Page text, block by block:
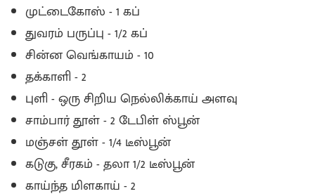
முட்டைகோஸ் - 1 கப்
துவரம் பருப்பு - 1/2 கப்
சின்ன வெங்காயம் - 10
தக்காளி - 2
புளி - ஒரு சிறிய நெல்லிக்காய் அளவு
சாம்பார் தூள் - 2 டேபிள் ஸ்பூன்
மஞ்சள் தூள் - 1/4 டீஸ்பூன்
கடுகு, சீரகம் - தலா 1/2 டீஸ்பூன்
காய்ந்த மிளகாய் - 2